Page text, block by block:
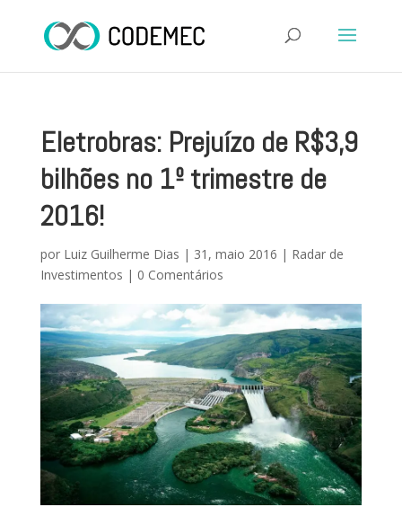
Eletrobras: Prejuízo de R$3,9
bilhões no 1º trimestre de
2016!
por Luiz Guilherme Dias | 31, maio 2016 | Radar de
Investimentos | 0 Comentários